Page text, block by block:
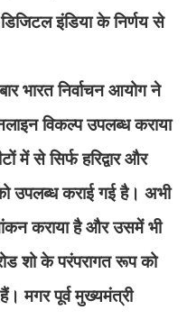
इंडिया के निर्णय से
भारत निर्वाचन आयोग ने
विकल्प उपलब्ध कराया
में से सिर्फ हरिद्वार और
को उपलब्ध कराई गई है। अभी
कराया है और उसमें भी
शो के परंपरागत रूप को
मगर पूर्व मुख्यमंत्री